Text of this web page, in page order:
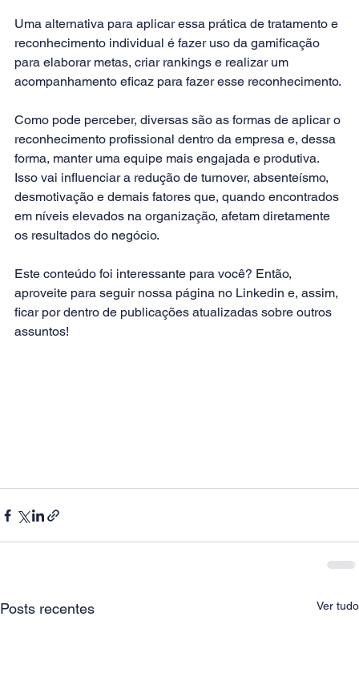
Uma alternativa para aplicar essa prática de tratamento e
reconhecimento individual é fazer uso da gamificação
para elaborar metas, criar rankings e realizar um
acompanhamento eficaz para fazer esse reconhecimento.
Como pode perceber, diversas são as formas de aplicar o
reconhecimento profissional dentro da empresa e, dessa
forma, manter uma equipe mais engajada e produtiva.
Isso vai influenciar a redução de turnover, absenteísmo,
desmotivação e demais fatores que, quando encontrados
em níveis elevados na organização, afetam diretamente
os resultados do negócio.
Este conteúdo foi interessante para você? Então,
aproveite para seguir nossa página no Linkedin e, assim,
ficar por dentro de publicações atualizadas sobre outros
assuntos!
Posts recentes Ver tudo